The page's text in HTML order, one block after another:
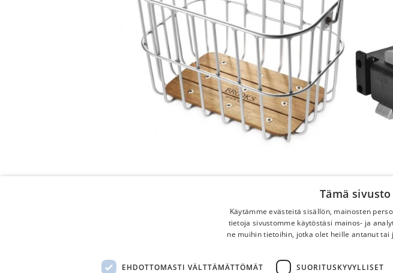
Tämä
Käytämme evästeitä sisällön, mainosten
tietoja sivustomme käytöstäsi mainos- ja
ne muihin tietoihin, jotka olet heille antanut
EHDOTTOMASTI VÄLTTÄMÄTTÖMÄT SUORITUSKYVYLLISET